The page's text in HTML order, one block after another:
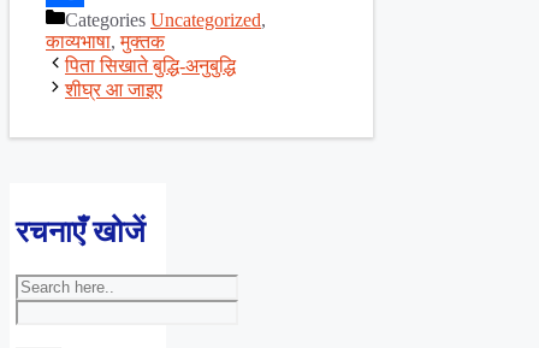
ShareCategories Uncategorized,
काव्यभाषा,मुक्तक
पिता सिखाते बुद्धि-अनुबुद्धि
शीघ्र आ जाइए
रचनाएँ खोजें